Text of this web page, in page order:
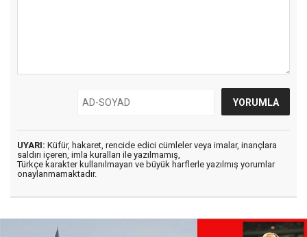
UYARI: Küfür, hakaret, rencide edici cümleler veya imalar, inançlara
saldırı içeren, imla kuralları ile yazılmamış,
Türkçe karakter kullanılmayan ve büyük harflerle yazılmış yorumlar
onaylanmamaktadır.